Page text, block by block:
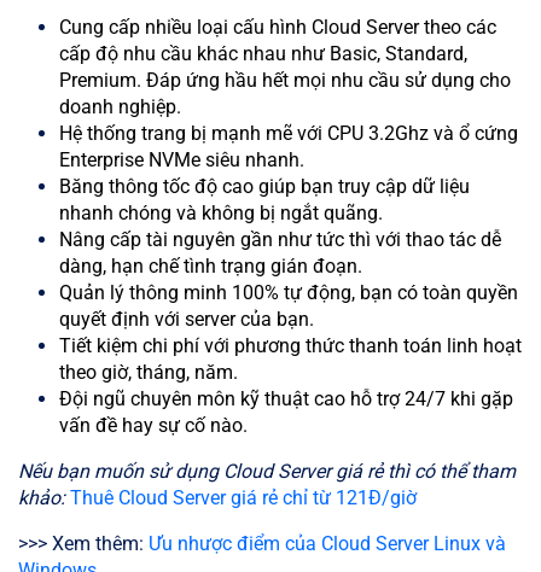
Cung cấp nhiều loại cấu hình Cloud Server theo các
cấp độ nhu cầu khác nhau như Basic, Standard,
Premium. Đáp ứng hầu hết mọi nhu cầu sử dụng cho
doanh nghiệp.
Hệ thống trang bị mạnh mẽ với CPU 3.2Ghz và ổ cứng
Enterprise NVMe siêu nhanh.
Băng thông tốc độ cao giúp bạn truy cập dữ liệu
nhanh chóng và không bị ngắt quãng.
Nâng cấp tài nguyên gần như tức thì với thao tác dễ
dàng, hạn chế tình trạng gián đoạn.
Quản lý thông minh 100% tự động, bạn có toàn quyền
quyết định với server của bạn.
Tiết kiệm chi phí với phương thức thanh toán linh hoạt
theo giờ, tháng, năm.
Đội ngũ chuyên môn kỹ thuật cao hỗ trợ 24/7 khi gặp
vấn đề hay sự cố nào.
Nếu bạn muốn sử dụng Cloud Server giá rẻ thì có thể tham
khảo:Thuê Cloud Server giá rẻ chỉ từ 121Đ/giờ
>>> Xem thêm: Ưu nhược điểm của Cloud Server Linux và